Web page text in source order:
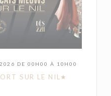
DE 00H00 À 10H00
SUR LE NIL★